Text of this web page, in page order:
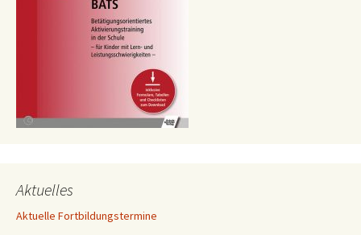
Aktuelles
Aktuelle Fortbildungstermine